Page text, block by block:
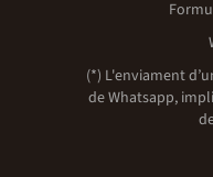
(*) L'enviament
de Whatsapp,